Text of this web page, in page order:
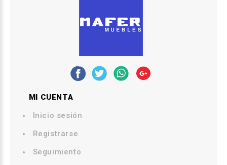
MI CUENTA
Inicio sesión
Registrarse
Seguimiento